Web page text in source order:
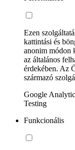
Ezen
kattintási és
anonim módon
az általános
érdekében. Az
származó
Google
Testing
Funkcionális